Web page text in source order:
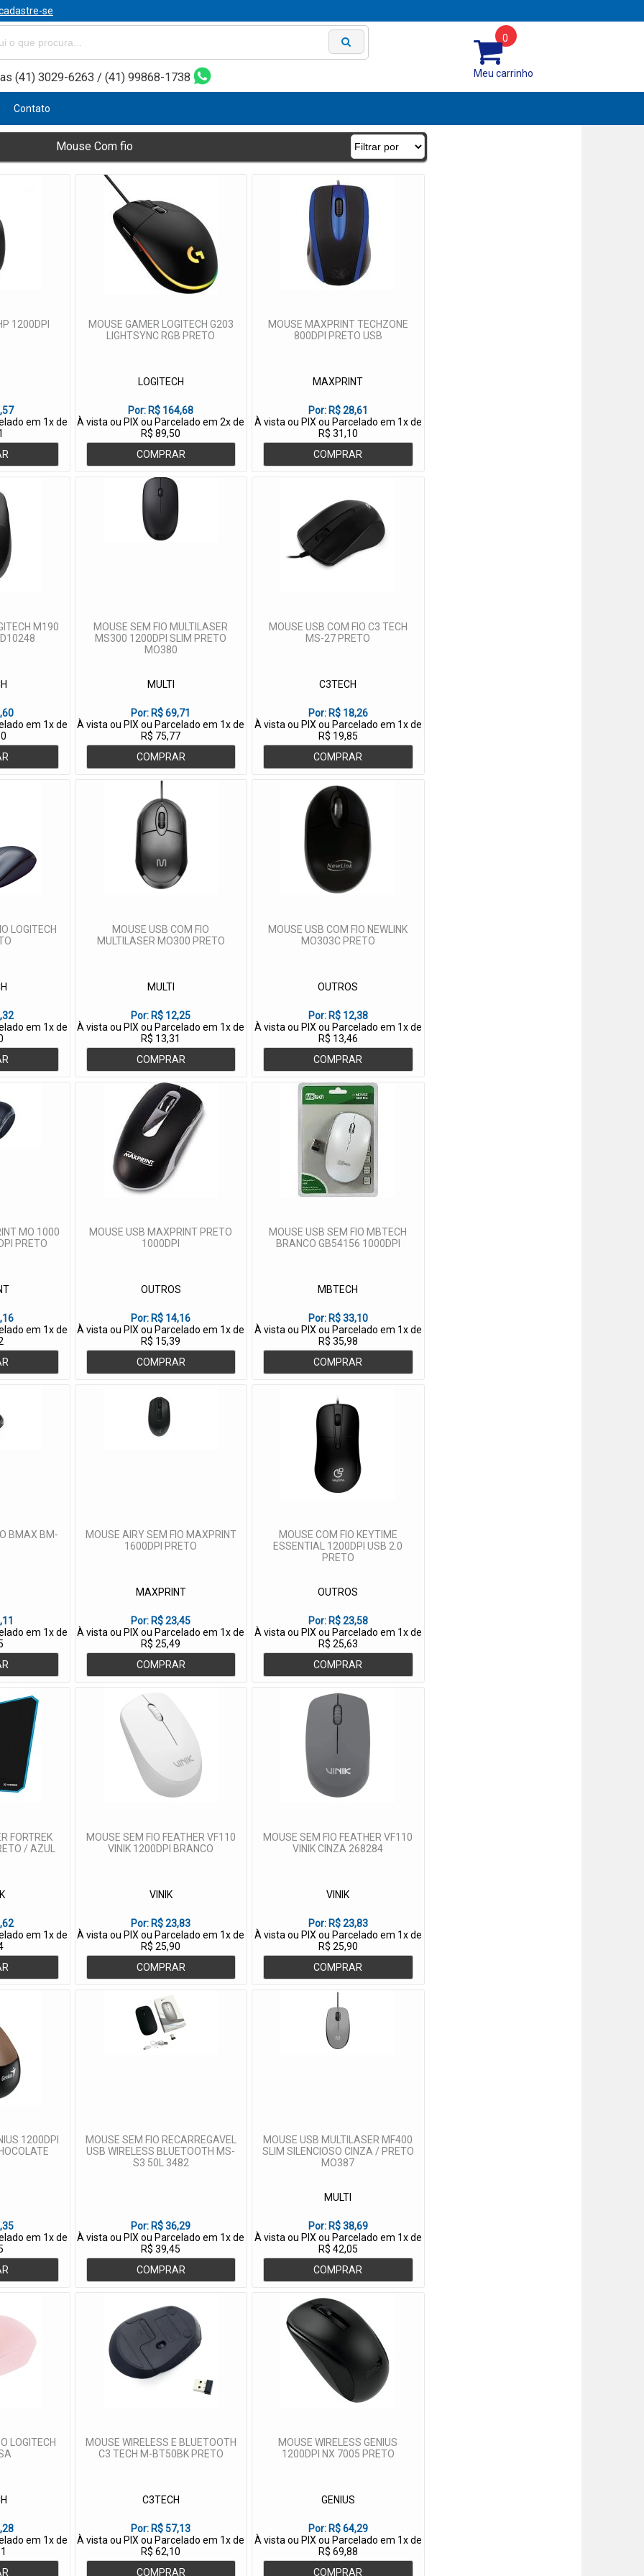
se
Meu carrinho
0
(41) 3029-6263 / (41) 99868-1738
Contato
Mouse Com fio
1200DPI
em 1x de
MOUSE GAMER LOGITECH G203
LIGHTSYNC RGB PRETO
LOGITECH
Por: R$ 164,68
À vista ou PIX ou Parcelado em 2x de
R$ 89,50
COMPRAR
MOUSE MAXPRINT TECHZONE
800DPI PRETO USB
MAXPRINT
Por: R$ 28,61
À vista ou PIX ou Parcelado em 1x de
R$ 31,10
COMPRAR
M190
em 1x de
MOUSE SEM FIO MULTILASER
MS300 1200DPI SLIM PRETO
MO380
MULTI
Por: R$ 69,71
À vista ou PIX ou Parcelado em 1x de
R$ 75,77
COMPRAR
MOUSE USB COM FIO C3 TECH
MS-27 PRETO
C3TECH
Por: R$ 18,26
À vista ou PIX ou Parcelado em 1x de
R$ 19,85
COMPRAR
LOGITECH
em 1x de
MOUSE USB COM FIO
MULTILASER MO300 PRETO
MULTI
Por: R$ 12,25
À vista ou PIX ou Parcelado em 1x de
R$ 13,31
COMPRAR
MOUSE USB COM FIO NEWLINK
MO303C PRETO
OUTROS
Por: R$ 12,38
À vista ou PIX ou Parcelado em 1x de
R$ 13,46
COMPRAR
MO 1000
PRETO
em 1x de
MOUSE USB MAXPRINT PRETO
1000DPI
OUTROS
Por: R$ 14,16
À vista ou PIX ou Parcelado em 1x de
R$ 15,39
COMPRAR
MOUSE USB SEM FIO MBTECH
BRANCO GB54156 1000DPI
MBTECH
Por: R$ 33,10
À vista ou PIX ou Parcelado em 1x de
R$ 35,98
COMPRAR
BMAX BM-
em 1x de
MOUSE AIRY SEM FIO MAXPRINT
1600DPI PRETO
MAXPRINT
Por: R$ 23,45
À vista ou PIX ou Parcelado em 1x de
R$ 25,49
COMPRAR
MOUSE COM FIO KEYTIME
ESSENTIAL 1200DPI USB 2.0
PRETO
OUTROS
Por: R$ 23,58
À vista ou PIX ou Parcelado em 1x de
R$ 25,63
COMPRAR
FORTREK
/ AZUL
em 1x de
MOUSE SEM FIO FEATHER VF110
VINIK 1200DPI BRANCO
VINIK
Por: R$ 23,83
À vista ou PIX ou Parcelado em 1x de
R$ 25,90
COMPRAR
MOUSE SEM FIO FEATHER VF110
VINIK CINZA 268284
VINIK
Por: R$ 23,83
À vista ou PIX ou Parcelado em 1x de
R$ 25,90
COMPRAR
1200DPI
em 1x de
MOUSE SEM FIO RECARREGAVEL
USB WIRELESS BLUETOOTH MS-
S3 50L 3482
Por: R$ 36,29
À vista ou PIX ou Parcelado em 1x de
R$ 39,45
COMPRAR
MOUSE USB MULTILASER MF400
SLIM SILENCIOSO CINZA / PRETO
MO387
MULTI
Por: R$ 38,69
À vista ou PIX ou Parcelado em 1x de
R$ 42,05
COMPRAR
LOGITECH
em 1x de
MOUSE WIRELESS E BLUETOOTH
C3 TECH M-BT50BK PRETO
C3TECH
Por: R$ 57,13
À vista ou PIX ou Parcelado em 1x de
R$ 62,10
COMPRAR
MOUSE WIRELESS GENIUS
1200DPI NX 7005 PRETO
GENIUS
Por: R$ 64,29
À vista ou PIX ou Parcelado em 1x de
R$ 69,88
COMPRAR